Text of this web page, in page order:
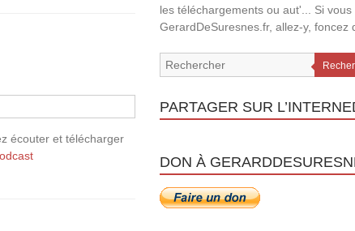
écouter et télécharger
les téléchargements ou aut'... Si vous
GerardDeSuresnes.fr, allez-y, foncez
PARTAGER SUR
DON À